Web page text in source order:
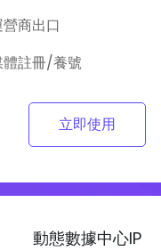
商出口
體註冊/養號
立即使用
動態數據中心IP